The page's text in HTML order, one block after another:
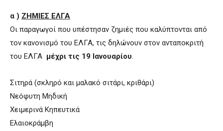
α ) ΖΗΜΙΕΣ ΕΛΓΑ
Οι παραγωγοί που υπέστησαν ζημιές που καλύπτονται από
τον κανονισμό του ΕΛΓΑ, τις δηλώνουν στον ανταποκριτή
του ΕΛΓΑ μέχρι τις 19 Ιανουαρίου.
Σιτηρά (σκληρό και μαλακό σιτάρι, κριθάρι)
Νεόφυτη Μηδική
Χειμερινά Κηπευτικά
Ελαιοκράμβη